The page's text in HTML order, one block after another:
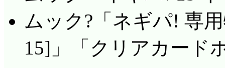
ムック?「ネギパ! 専
15]」「クリアカード